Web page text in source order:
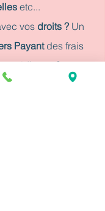
etc...
vos droits ? Un
Payantdes frais
médicaux?
aidera.